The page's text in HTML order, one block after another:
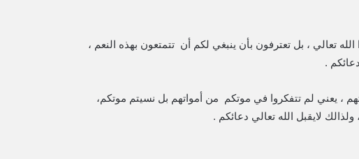
تعالي ، بل تعترفون بأن ينبغي لكم أن تتمتعون بهذه النعم ،
.
، يعني لم تتفكروا في موتكم من أمواتهم بل نسيتم موتكم،
لايقبل الله تعالي دعائكم .